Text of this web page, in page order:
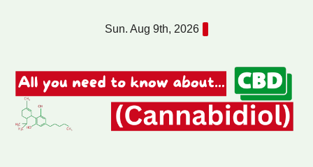
Sun. Aug 9th, 2026